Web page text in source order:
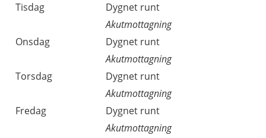
Tisdag
Dygnet runt
Akutmottagning
Onsdag
Dygnet runt
Akutmottagning
Torsdag
Dygnet runt
Akutmottagning
Fredag
Dygnet runt
Akutmottagning